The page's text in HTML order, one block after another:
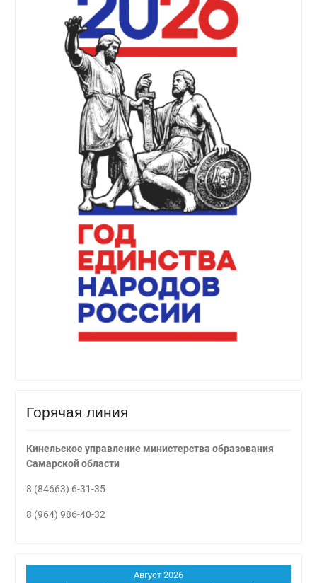
Горячая линия
Кинельское управление министерства образования
Самарской области
8 (84663) 6-31-35
8 (964) 986-40-32
Август 2026